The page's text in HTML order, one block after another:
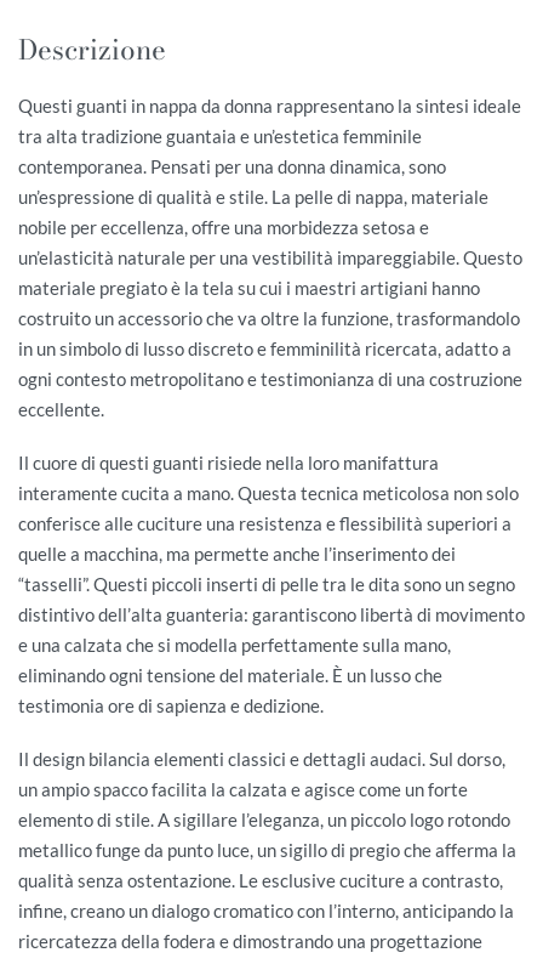
Descrizione
Questi guanti in nappa da donna rappresentano la sintesi ideale
tra alta tradizione guantaia e un’estetica femminile
contemporanea. Pensati per una donna dinamica, sono
un’espressione di qualità e stile. La pelle di nappa, materiale
nobile per eccellenza, offre una morbidezza setosa e
un’elasticità naturale per una vestibilità impareggiabile. Questo
materiale pregiato è la tela su cui i maestri artigiani hanno
costruito un accessorio che va oltre la funzione, trasformandolo
in un simbolo di lusso discreto e femminilità ricercata, adatto a
ogni contesto metropolitano e testimonianza di una costruzione
eccellente.
Il cuore di questi guanti risiede nella loro manifattura
interamente cucita a mano. Questa tecnica meticolosa non solo
conferisce alle cuciture una resistenza e flessibilità superiori a
quelle a macchina, ma permette anche l’inserimento dei
“tasselli”. Questi piccoli inserti di pelle tra le dita sono un segno
distintivo dell’alta guanteria: garantiscono libertà di movimento
e una calzata che si modella perfettamente sulla mano,
eliminando ogni tensione del materiale. È un lusso che
testimonia ore di sapienza e dedizione.
Il design bilancia elementi classici e dettagli audaci. Sul dorso,
un ampio spacco facilita la calzata e agisce come un forte
elemento di stile. A sigillare l’eleganza, un piccolo logo rotondo
metallico funge da punto luce, un sigillo di pregio che afferma la
qualità senza ostentazione. Le esclusive cuciture a contrasto,
infine, creano un dialogo cromatico con l’interno, anticipando la
ricercatezza della fodera e dimostrando una progettazione